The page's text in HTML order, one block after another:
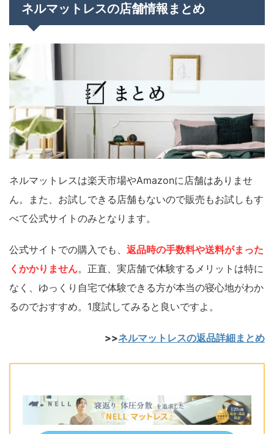
ネルマットレスの店舗情報まとめ
ネルマットレスは楽天市場やAmazonに店舗はありませ
ん。また、お試しできる店舗もないので販売もお試しもす
べて公式サイトのみとなります。
公式サイトでの購入でも、 返品時の手数料や送料がまった
くかかりません。正直、実店舗で体験するメリットは特に
なく、ゆっくり自宅で体験できる方が本当の寝心地がわか
るのでおすすめ。1度試してみると良いですよ。
>>ネルマットレスの返品詳細まとめ